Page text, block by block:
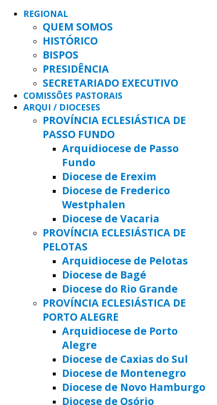
REGIONAL
QUEM SOMOS
HISTÓRICO
BISPOS
PRESIDÊNCIA
SECRETARIADO EXECUTIVO
COMISSÕES PASTORAIS
ARQUI / DIOCESES
PROVÍNCIA ECLESIÁSTICA DE
PASSO FUNDO
Arquidiocese de Passo
Fundo
Diocese de Erexim
Diocese de Frederico
Westphalen
Diocese de Vacaria
PROVÍNCIA ECLESIÁSTICA DE
PELOTAS
Arquidiocese de Pelotas
Diocese de Bagé
Diocese do Rio Grande
PROVÍNCIA ECLESIÁSTICA DE
PORTO ALEGRE
Arquidiocese de Porto
Alegre
Diocese de Caxias do Sul
Diocese de Montenegro
Diocese de Novo Hamburgo
Diocese de Osório